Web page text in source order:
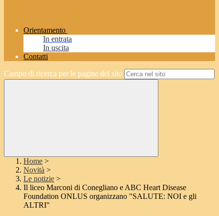
Orientamento
In entrata
In uscita
Contatti
Campo di ricerca per le pagine del sito
Home >
Novità >
Le notizie >
Il liceo Marconi di Conegliano e ABC Heart Disease
Foundation ONLUS organizzano "SALUTE: NOI e gli
ALTRI"